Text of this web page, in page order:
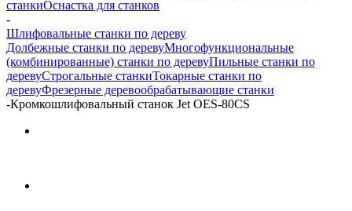
станкиОснастка для станков
-
Шлифовальные станки по дереву
Долбежные станки по деревуМногофункциональные
(комбинированные) станки по деревуПильные станки по
деревуСтрогальные станкиТокарные станки по
деревуФрезерные деревообрабатывающие станки
-Кромкошлифовальный станок Jet OES-80CS